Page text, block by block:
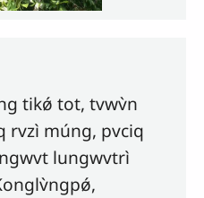
tikǿ tot, tvwv̀n
rvzì múng, pvciq
lungwvtrì